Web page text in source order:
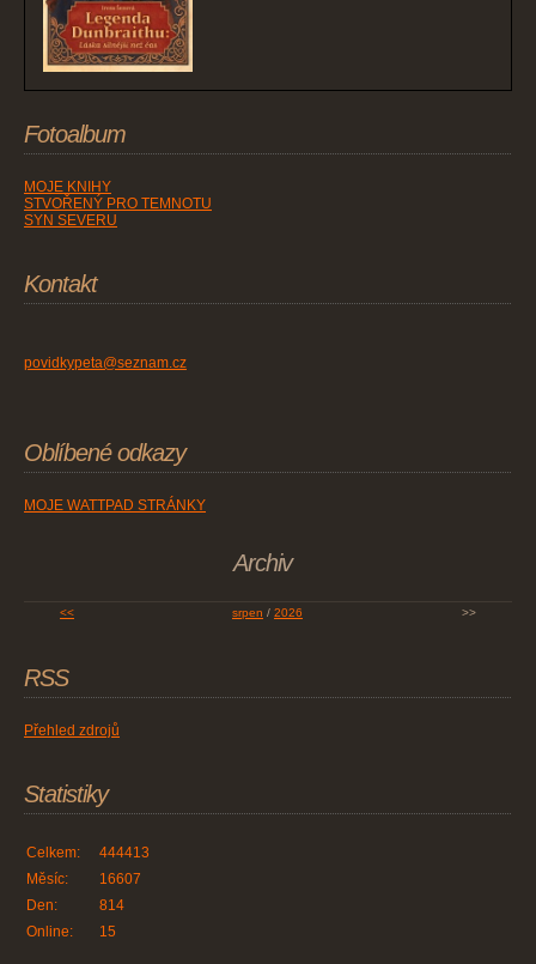
Fotoalbum
MOJE KNIHY
STVOŘENÝ PRO TEMNOTU
SYN SEVERU
Kontakt
povidkypeta@seznam.cz
Oblíbené odkazy
MOJE WATTPAD STRÁNKY
Archiv
<< srpen / 2026 >>
RSS
Přehled zdrojů
Statistiky
Online: 15
Celkem:
444413
Měsíc:
16607
Den:
814